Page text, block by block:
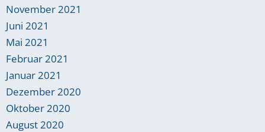
November 2021
Juni 2021
Mai 2021
Februar 2021
Januar 2021
Dezember 2020
Oktober 2020
August 2020